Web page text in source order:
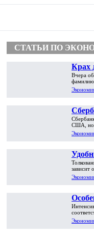
СТАТЬИ ПО
Крах
пути
Вчера
фамилию
США, но
зависит